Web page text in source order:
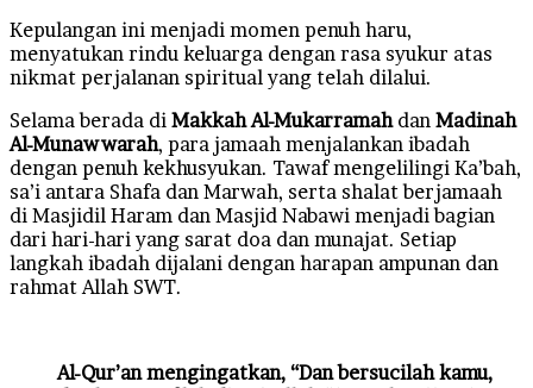
Kepulangan ini menjadi momen penuh haru,
menyatukan rindu keluarga dengan rasa syukur atas
nikmat perjalanan spiritual yang telah dilalui.
Selama berada di Makkah Al-Mukarramah dan Madinah
Al-Munawwarah, para jamaah menjalankan ibadah
dengan penuh kekhusyukan. Tawaf mengelilingi Ka’bah,
sa’i antara Shafa dan Marwah, serta shalat berjamaah
di Masjidil Haram dan Masjid Nabawi menjadi bagian
dari hari-hari yang sarat doa dan munajat. Setiap
langkah ibadah dijalani dengan harapan ampunan dan
rahmat Allah SWT.
Al-Qur’an mengingatkan, “Dan bersucilah kamu,